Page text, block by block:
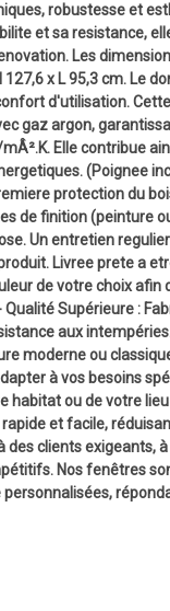
robustesse et
et sa resistance,
Les
x L 95,3 cm. Le
d'utilisation.
gaz argon,
Elle contribue
(Poignee
protection du
de finition (peinture
Un entretien
Livree prete a
de votre choix
Supérieure :
aux
moderne ou
à vos besoins
habitat ou de votre
et facile,
clients exigeants,
Nos fenêtres